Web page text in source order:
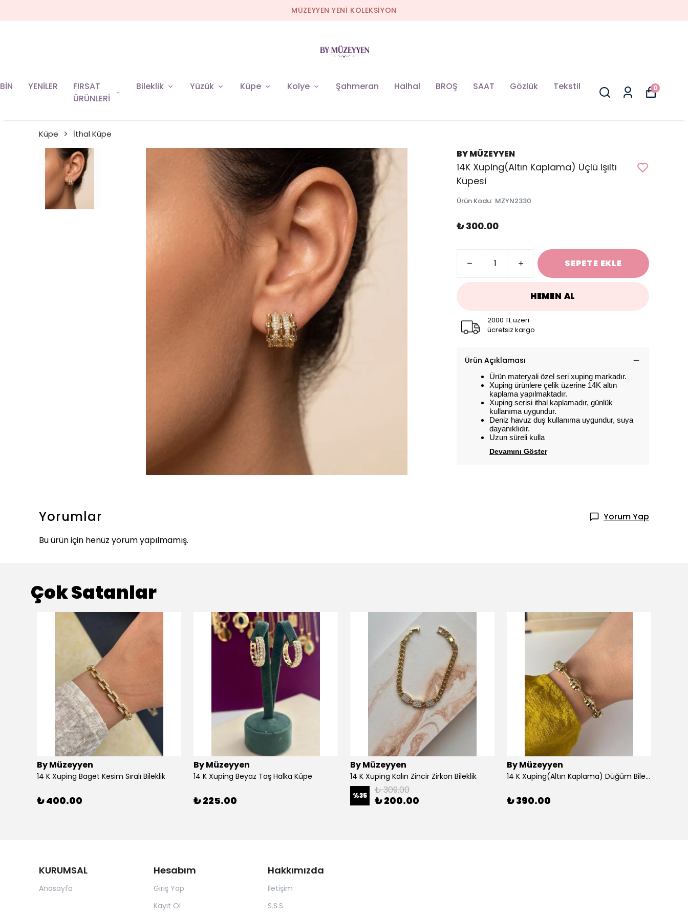
MÜZEYYEN YENİ KOLEKSİYON
YENİLER
FIRSAT
ÜRÜNLERİ
Bileklik Yüzük Küpe Kolye Şahmeran Halhal BROŞ SAAT Gözlük Tekstil 0
Küpe İthal Küpe
BY MÜZEYYEN
14K Xuping(Altın Kaplama) Üçlü Işıltı
Küpesi
Ürün Kodu: MZYN2330
₺ 300.00
SEPETE EKLE
HEMEN AL
2000 TL üzeri
ücretsiz kargo
Ürün Açıklaması
Ürün materyali özel seri xuping markadır.
Xuping ürünlere çelik üzerine 14K altın
kaplama yapılmaktadır.
Xuping serisi ithal kaplamadır, günlük
kullanıma uygundur.
Deniz havuz duş kullanıma uygundur, suya
dayanıklıdır.
Uzun süreli kulla
Devamını Göster
Yorumlar
Yorum Yap
Bu ürün için henüz yorum yapılmamış.
Çok Satanlar
By Müzeyyen
14 K Xuping Baget Kesim Sıralı Bileklik
₺ 400.00
By Müzeyyen
14 K Xuping Beyaz Taş Halka Küpe
₺ 225.00
By Müzeyyen
14 K Xuping Kalın Zincir Zirkon Bileklik
%35 ₺ 309.00
₺ 200.00
By Müzeyyen
14 K Xuping(Altın Kaplama) Düğüm Bileklik
₺ 390.00
KURUMSAL
Anasayfa
Hesabım
Giriş Yap
Kayıt Ol
Hakkımızda
İletişim
S.S.S